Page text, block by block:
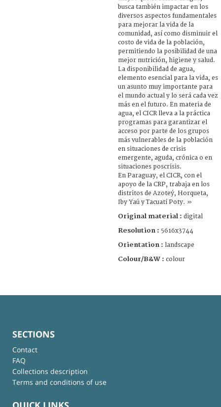
busca también impactar en los
diversos aspectos fundamentales
para mejorar la vida de la
comunidad, así como disminuir el
costo de vida de la población,
permitiendo la posibilidad de una
mejor nutrición, higiene y salud.
La disponibilidad de agua,
elemento esencial para la vida, es
un asunto muy importante para
el mundo actual y lo será cada vez
más en el futuro. En materia de
agua, el CICR lleva a la práctica
programas para garantizar el
acceso por parte de los grupos
más vulnerables de la población
en situaciones de crisis
emergente, aguda, crónica o en
situaciones poscrisis.
En Paraguay, el CICR, con el
apoyo de la CRP, trabaja en los
distritos de Azoteý, Horqueta,
Iby Yaú y Tacuatí Poty. »
Original material : digital
Resolution : 5616x3744
Orientation : landscape
Colour/B&W : colour
SECTIONS
Contact
FAQ
Collections description
Terms and conditions of use